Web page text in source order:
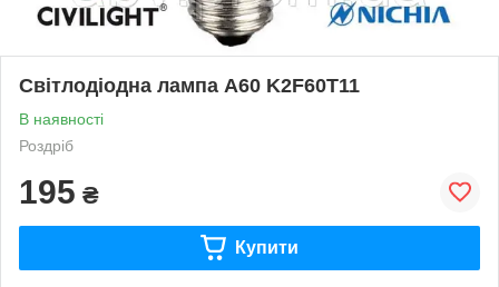
Світлодіодна лампа A60 K2F60T11
В наявності
Роздріб
195 ₴
Купити